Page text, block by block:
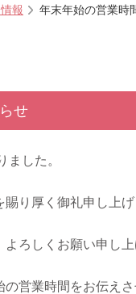
報 年末年始の営業時
せ
ました。
り厚く御礼申し上げ
ろしくお願い申し上
営業時間をお伝えさ